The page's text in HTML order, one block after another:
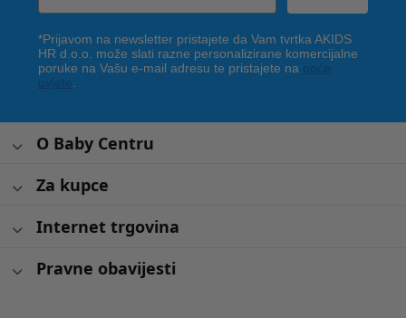
*Prijavom na newsletter pristajete da Vam tvrtka AKIDS
HR d.o.o. može slati razne personalizirane komercijalne
poruke na Vašu e-mail adresu te pristajete na
.
O Baby Centru
Za kupce
Internet trgovina
Pravne obavijesti